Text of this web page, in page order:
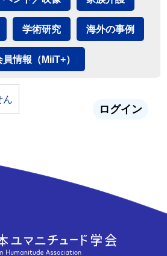
学術研究 海外の事例
員情報（MiiT+）
ん
ログイン